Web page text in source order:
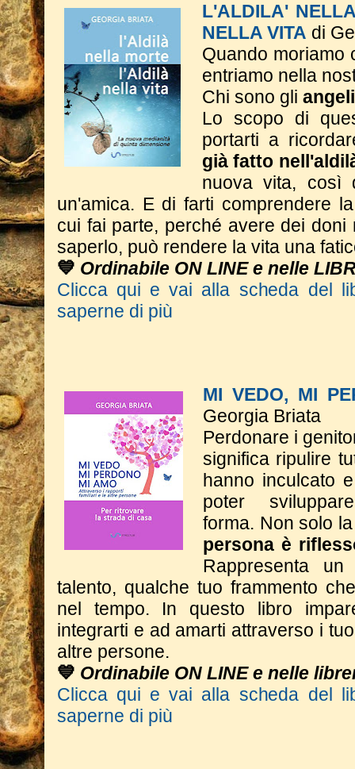
L'ALDILA'
NELLA VITA di
Quando moriamo
entriamo nella
Chi sono gli angeli
Lo scopo di
portarti a
già fatto
nuova vita, così
un'amica. E di farti comprendere
cui fai parte, perché avere dei doni
saperlo, può rendere la vita una
💙 Ordinabile ON LINE e nelle
Clicca qui e vai alla scheda del
saperne di più
MI VEDO, MI
Georgia Briata
Perdonare i
significa ripulire
hanno inculcato
poter
forma. Non solo
persona è
Rappresenta
talento, qualche tuo frammento
nel tempo.
In questo libro
integrarti e ad amarti attraverso i
altre persone.
💙 Ordinabile ON LINE e nelle
Clicca qui e vai alla scheda del
saperne di più